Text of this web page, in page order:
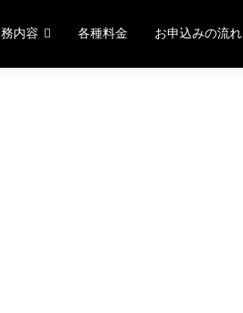
内容 各種料金 お申込みの流れ